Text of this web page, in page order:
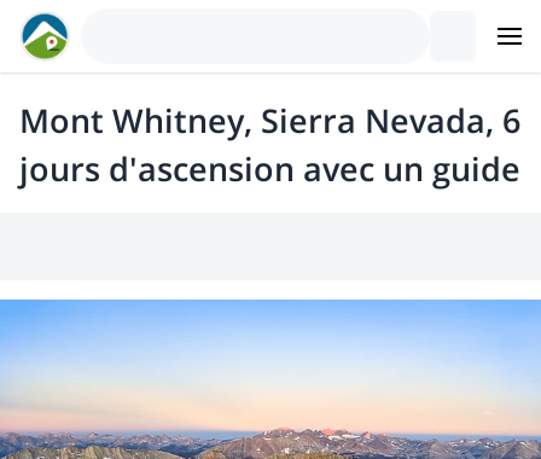
Mont Whitney, Sierra Nevada, 6
jours d'ascension avec un guide